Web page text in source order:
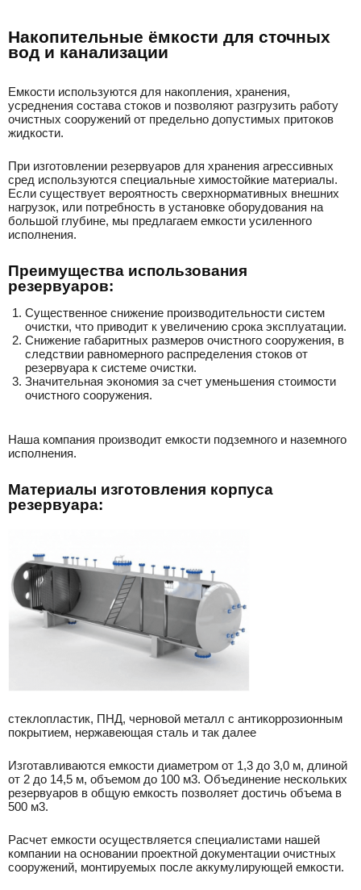
Накопительные ёмкости для сточных
вод и канализации
Емкости используются для накопления, хранения,
усреднения состава стоков и позволяют разгрузить работу
очистных сооружений от предельно допустимых притоков
жидкости.
При изготовлении резервуаров для хранения агрессивных
сред используются специальные химостойкие материалы.
Если существует вероятность сверхнормативных внешних
нагрузок, или потребность в установке оборудования на
большой глубине, мы предлагаем емкости усиленного
исполнения.
Преимущества использования
резервуаров:
Существенное снижение производительности систем
очистки, что приводит к увеличению срока эксплуатации.
Снижение габаритных размеров очистного сооружения, в
следствии равномерного распределения стоков от
резервуара к системе очистки.
Значительная экономия за счет уменьшения стоимости
очистного сооружения.
Наша компания производит емкости подземного и наземного
исполнения.
Материалы изготовления корпуса
резервуара:
стеклопластик, ПНД, черновой металл с антикоррозионным
покрытием, нержавеющая сталь и так далее
Изготавливаются емкости диаметром от 1,3 до 3,0 м, длиной
от 2 до 14,5 м, объемом до 100 м3. Объединение нескольких
резервуаров в общую емкость позволяет достичь объема в
500 м3.
Расчет емкости осуществляется специалистами нашей
компании на основании проектной документации очистных
сооружений, монтируемых после аккумулирующей емкости.